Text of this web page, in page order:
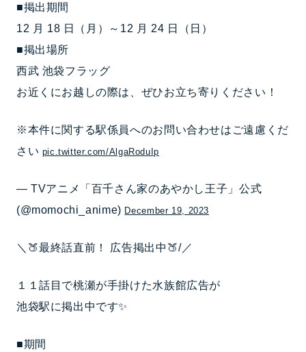
■掲出期間
12 月 18 日（月）～12 月 24 日（日）
■掲出場所
西武 池袋フラッグ
お近くにお越しの際は、ぜひお立ち寄りください！
※本件に関する駅係員へのお問い合わせはご遠慮くだ
さい pic.twitter.com/AlgaRoduIp
— TVアニメ「百千さん家のあやかし王子」公式
(@momochi_anime) December 19, 2023
＼🍑最終話直前！ 広告掲出中🍑/／
１１話目で桃瀬が手掛けた水族館広告が
池袋駅に掲出中です✨
■期間